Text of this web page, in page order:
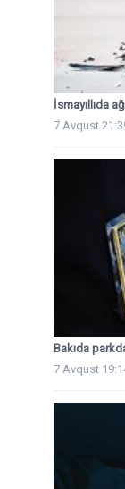
İsmayıllıda
7 Avqust
Bakıda
7 Avqust